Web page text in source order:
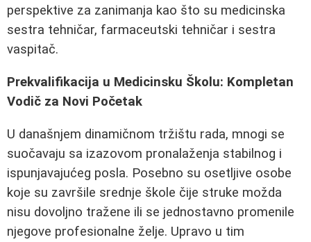
perspektive za zanimanja kao što su medicinska
sestra tehničar, farmaceutski tehničar i sestra
vaspitač.
Prekvalifikacija u Medicinsku Školu: Kompletan
Vodič za Novi Početak
U današnjem dinamičnom tržištu rada, mnogi se
suočavaju sa izazovom pronalaženja stabilnog i
ispunjavajućeg posla. Posebno su osetljive osobe
koje su završile srednje škole čije struke možda
nisu dovoljno tražene ili se jednostavno promenile
njegove profesionalne želje. Upravo u tim